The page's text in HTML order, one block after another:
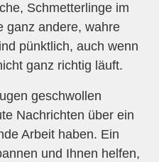
Schmetterlinge im
ganz andere, wahre
pünktlich, auch wenn
ganz richtig läuft.
geschwollen
Nachrichten über ein
Arbeit haben. Ein
und Ihnen helfen,